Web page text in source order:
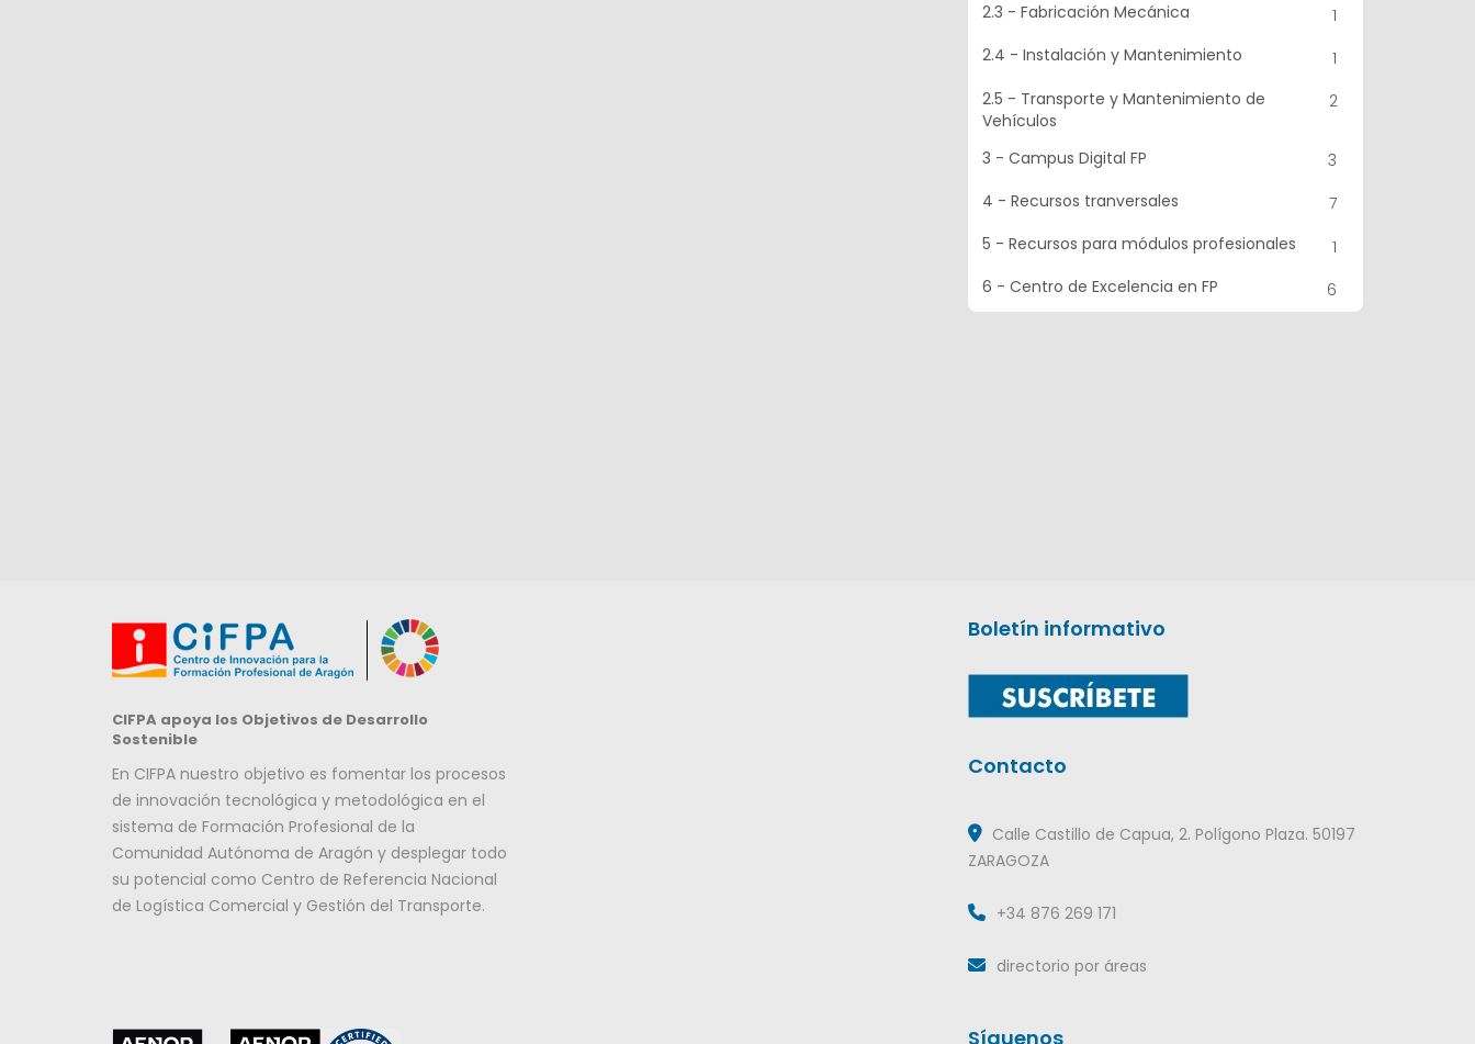
2.3 - Fabricación Mecánica
1
2.4 - Instalación y Mantenimiento
1
2.5 - Transporte y Mantenimiento de
Vehículos
2
3 - Campus Digital FP
3
4 - Recursos tranversales
7
5 - Recursos para módulos profesionales
1
6 - Centro de Excelencia en FP
6
CIFPA apoya los Objetivos de Desarrollo
Sostenible
En CIFPA nuestro objetivo es fomentar los procesos
de innovación tecnológica y metodológica en el
sistema de Formación Profesional de la
Comunidad Autónoma de Aragón y desplegar todo
su potencial como Centro de Referencia Nacional
de Logística Comercial y Gestión del Transporte.
Boletín informativo
Contacto
Calle Castillo de Capua, 2. Polígono Plaza. 50197
ZARAGOZA
+34 876 269 171
directorio por áreas
Síguenos